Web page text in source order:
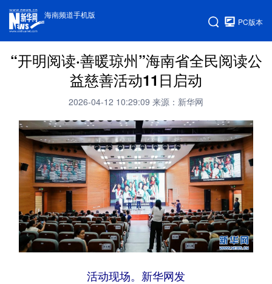
海南频道手机版
PC版本
“开明阅读·善暖琼州”海南省全民阅读公
益慈善活动11日启动
2026-04-12 10:29:09 来源：新华网
活动现场。新华网发